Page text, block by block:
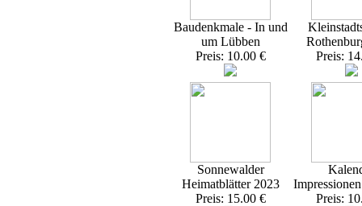
Baudenkmale - In und
um Lübben
Preis: 10.00 €
Preis:
Sonnewalder
Heimatblätter 2023
Preis: 15.00 €
Preis: